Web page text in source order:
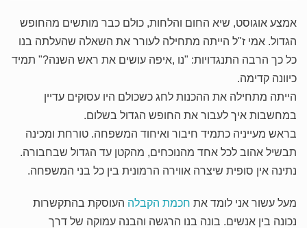
אמצע אוגוסט, שיא החום והלחות, כולם כבר מותשים מהחופש
הגדול. אמי ז"ל הייתה מתחילה לעורר את השאלה שהעלתה בנו
כל כך הרבה התנגדויות: "נו ,איפה עושים את ראש השנה?" תמיד
כיוונה קדימה.
הייתה מתחילה את ההכנות לחג כשכולם היו עסוקים עדיין
במחשבות איך לעבור את החופש הגדול בשלום.
בראש מעייניה כתמיד חיבור ואיחוד המשפחה. טורחת ומכינה
תבשיל אהוב לכל אחד מהנוכחים, מהקטן עד הגדול שבחבורה.
נתינה אין סופית שיצרה אווירה הרמונית בין כל בני המשפחה.
מעל עשור אני לומד את חכמת הקבלה העוסקת בהתקשרות
נכונה בין אנשים. בונה בנו הרגשה והבנה עמוקה של דרך